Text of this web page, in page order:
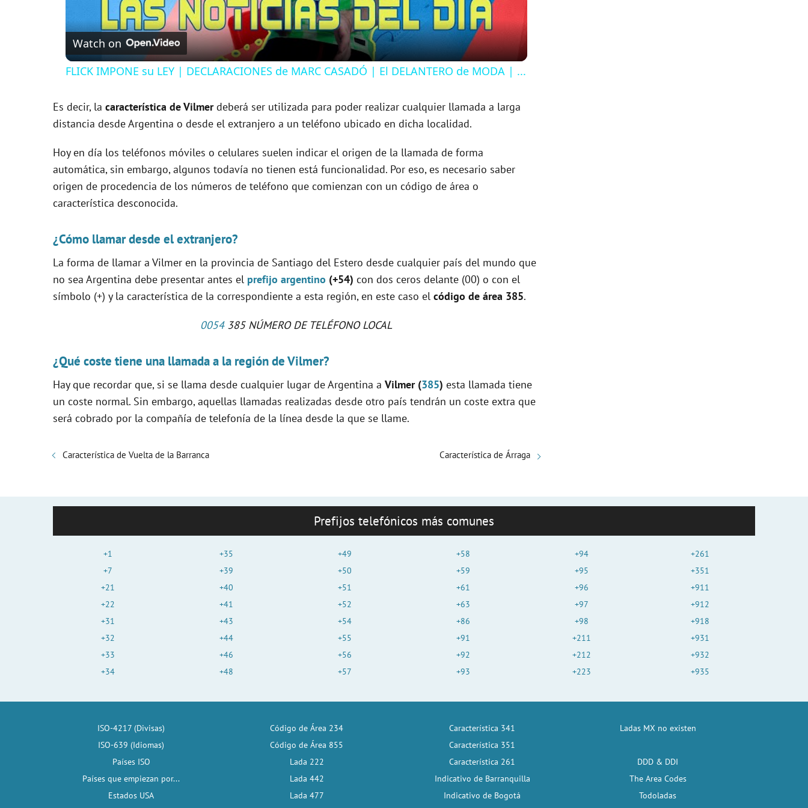
a
y
i
d
Watch on
FLICK IMPONE su LEY | DECLARACIONES de MARC CASADÓ | El DELANTERO de MODA | ...
Es decir, la característica de Vilmerdeberá ser utilizada para poder realizar cualquier llamada a larga
distancia desde Argentina o desde el extranjero a un teléfono ubicado en dicha localidad.
Hoy en día los teléfonos móviles o celulares suelen indicar el origen de la llamada de forma
automática, sin embargo, algunos todavía no tienen está funcionalidad. Por eso, es necesario saber
origen de procedencia de los números de teléfono que comienzan con un código de área o
característica desconocida.
¿Cómo llamar desde el extranjero?
La forma de llamar a Vilmer en la provincia de Santiago del Estero desde cualquier país del mundo que
no sea Argentina debe presentar antes el prefijo argentino (+54) con dos ceros delante (00) o con el
símbolo (+) y la característica de la correspondiente a esta región, en este caso el código de área 385.
0054385 NÚMERO DE TELÉFONO LOCAL
¿Qué coste tiene una llamada a la región de Vilmer?
Hay que recordar que, si se llama desde cualquier lugar de Argentina a Vilmer (385) esta llamada tiene
un coste normal. Sin embargo, aquellas llamadas realizadas desde otro país tendrán un coste extra que
será cobrado por la compañía de telefonía de la línea desde la que se llame.
Característica de Vuelta de la Barranca Característica de Árraga
Prefijos telefónicos más comunes
+1
+7
+21
+22
+31
+32
+33
+34
+35
+39
+40
+41
+43
+44
+46
+48
+49
+50
+51
+52
+54
+55
+56
+57
+58
+59
+61
+63
+86
+91
+92
+93
+94
+95
+96
+97
+98
+211
+212
+223
+261
+351
+911
+912
+918
+931
+932
+935
ISO-4217 (Divisas)
ISO-639 (Idiomas)
Países ISO
Países que empiezan por...
Estados USA
Código de Área 234
Código de Área 855
Lada 222
Lada 442
Lada 477
Característica 341
Característica 351
Característica 261
Indicativo de Barranquilla
Indicativo de Bogotá
Ladas MX no existen
DDD & DDI
The Area Codes
Todoladas